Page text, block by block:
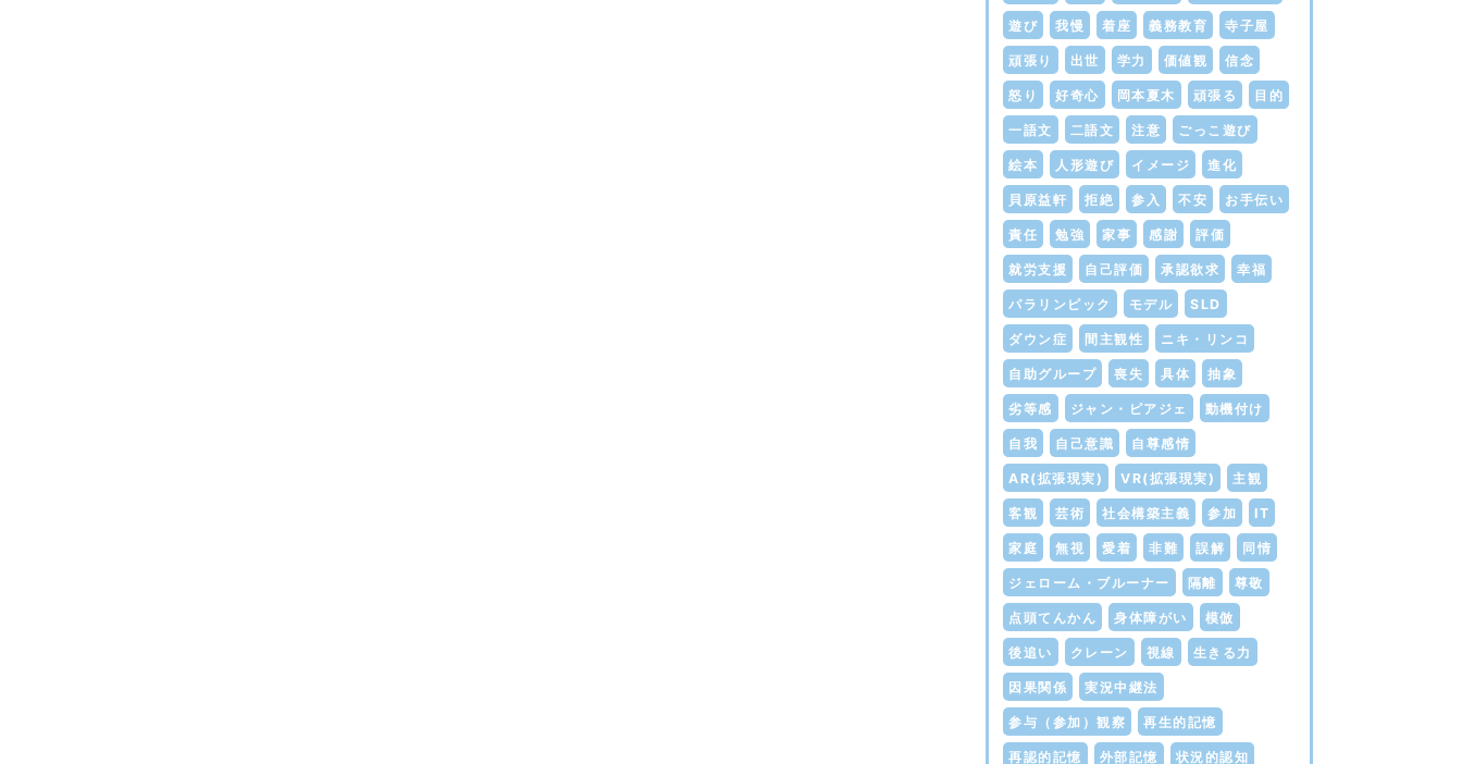
遊び 我慢 着座 義務教育 寺子屋
頑張り 出世 学力 価値観 信念
怒り 好奇心 岡本夏木 頑張る 目的
一語文 二語文 注意 ごっこ遊び
絵本 人形遊び イメージ 進化
貝原益軒 拒絶 参入 不安 お手伝い
責任 勉強 家事 感謝 評価
就労支援 自己評価 承認欲求 幸福
パラリンピック モデル SLD
ダウン症 間主観性 ニキ・リンコ
自助グループ 喪失 具体 抽象
劣等感 ジャン・ピアジェ 動機付け
自我 自己意識 自尊感情
AR(拡張現実) VR(拡張現実) 主観
客観 芸術 社会構築主義 参加 IT
家庭 無視 愛着 非難 誤解 同情
ジェローム・ブルーナー 隔離 尊敬
点頭てんかん 身体障がい 模倣
後追い クレーン 視線 生きる力
因果関係 実況中継法
参与（参加）観察 再生的記憶
再認的記憶 外部記憶 状況的認知